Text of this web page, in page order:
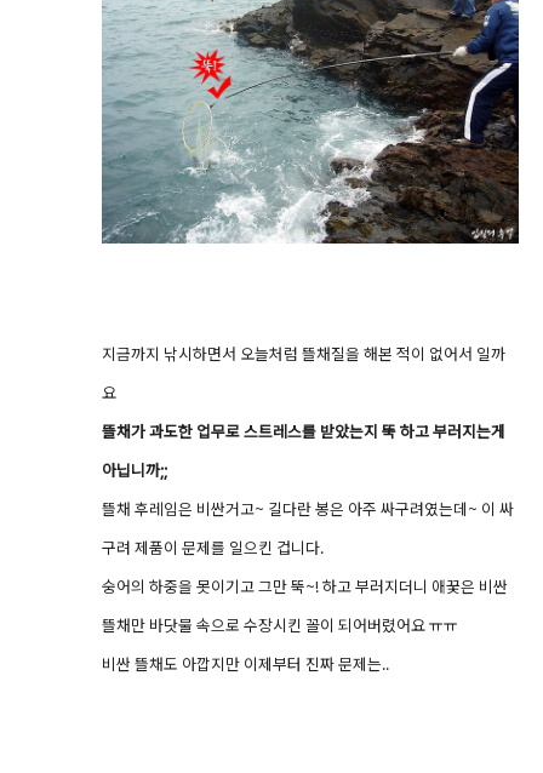
지금까지 낚시하면서 오늘처럼 뜰채질을 해본 적이 없어서 일까
요
뜰채가 과도한 업무로 스트레스를 받았는지 뚝 하고 부러지는게
아닙니까;;
뜰채 후레임은 비싼거고~ 길다란 봉은 아주 싸구려였는데~ 이 싸
구려 제품이 문제를 일으킨 겁니다.
숭어의 하중을 못이기고 그만 뚝~! 하고 부러지더니 애꿎은 비싼
뜰채만 바닷물 속으로 수장시킨 꼴이 되어버렸어요 ㅠㅠ
비싼 뜰채도 아깝지만 이제부터 진짜 문제는..